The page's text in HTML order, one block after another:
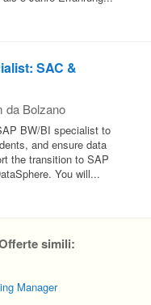
SAC &
da Bolzano
BW/BI specialist to
and ensure data
the transition to SAP
You will...
simili:
Manager